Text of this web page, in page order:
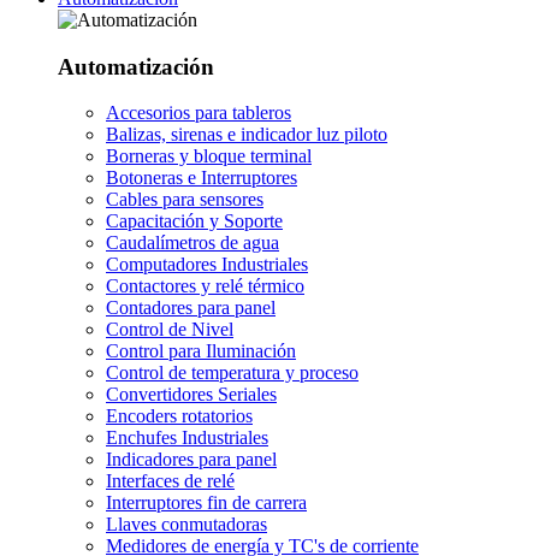
Automatización
Accesorios para tableros
Balizas, sirenas e indicador luz piloto
Borneras y bloque terminal
Botoneras e Interruptores
Cables para sensores
Capacitación y Soporte
Caudalímetros de agua
Computadores Industriales
Contactores y relé térmico
Contadores para panel
Control de Nivel
Control para Iluminación
Control de temperatura y proceso
Convertidores Seriales
Encoders rotatorios
Enchufes Industriales
Indicadores para panel
Interfaces de relé
Interruptores fin de carrera
Llaves conmutadoras
Medidores de energía y TC's de corriente